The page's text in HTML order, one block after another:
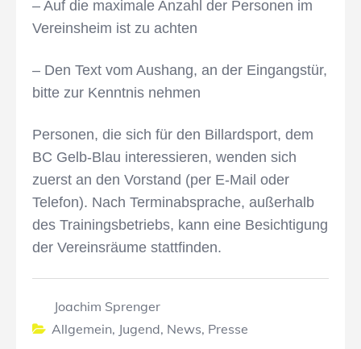
– Auf die maximale Anzahl der Personen im
Vereinsheim ist zu achten
– Den Text vom Aushang, an der Eingangstür,
bitte zur Kenntnis nehmen
Personen, die sich für den Billardsport, dem
BC Gelb-Blau interessieren, wenden sich
zuerst an den Vorstand (per E-Mail oder
Telefon). Nach Terminabsprache, außerhalb
des Trainingsbetriebs, kann eine Besichtigung
der Vereinsräume stattfinden.
Joachim Sprenger
Allgemein, Jugend, News, Presse